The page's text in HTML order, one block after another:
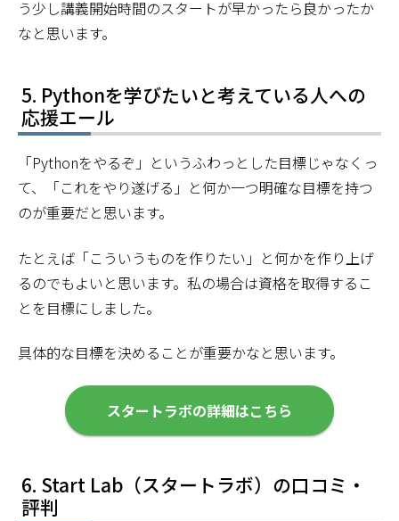
う少し講義開始時間のスタートが早かったら良かったか
なと思います。
Pythonを学びたいと考えている人への
応援エール
「Pythonをやるぞ」というふわっとした目標じゃなくっ
て、「これをやり遂げる」と何か一つ明確な目標を持つ
のが重要だと思います。
たとえば「こういうものを作りたい」と何かを作り上げ
るのでもよいと思います。私の場合は資格を取得するこ
とを目標にしました。
具体的な目標を決めることが重要かなと思います。
スタートラボの詳細はこちら
Start Lab（スタートラボ）の口コミ・
評判